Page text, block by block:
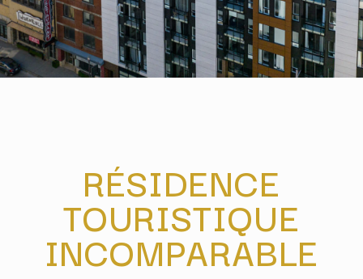
RÉSIDENCE
TOURISTIQUE
INCOMPARABLE